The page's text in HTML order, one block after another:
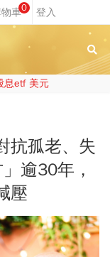
0
息etf 美元
抗孤老、失
逾30年，
壓